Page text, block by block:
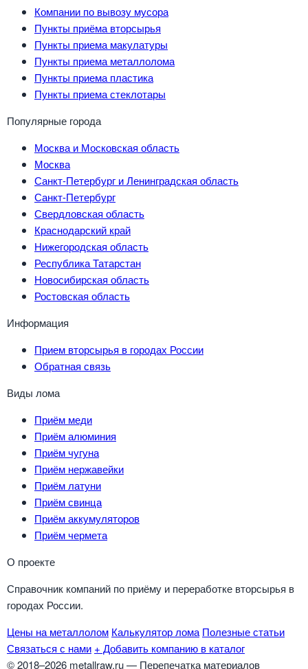
Компании по вывозу мусора
Пункты приёма вторсырья
Пункты приема макулатуры
Пункты приема металлолома
Пункты приема пластика
Пункты приема стеклотары
Популярные города
Москва и Московская область
Москва
Санкт-Петербург и Ленинградская область
Санкт-Петербург
Свердловская область
Краснодарский край
Нижегородская область
Республика Татарстан
Новосибирская область
Ростовская область
Информация
Прием вторсырья в городах России
Обратная связь
Виды лома
Приём меди
Приём алюминия
Приём чугуна
Приём нержавейки
Приём латуни
Приём свинца
Приём аккумуляторов
Приём чермета
О проекте
Справочник компаний по приёму и переработке вторсырья в
городах России.
Цены на металлолом Калькулятор лома Полезные статьи
Связаться с нами + Добавить компанию в каталог
© 2018–2026 metallraw.ru — Перепечатка материалов